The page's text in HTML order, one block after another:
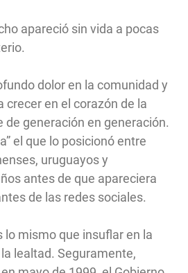
apareció sin vida a pocas
dolor en la comunidad y
crecer en el corazón de la
de generación en generación.
el que lo posicionó entre
uruguayos y
antes de que apareciera
de las redes sociales.
lo mismo que insuflar en la
lealtad. Seguramente,